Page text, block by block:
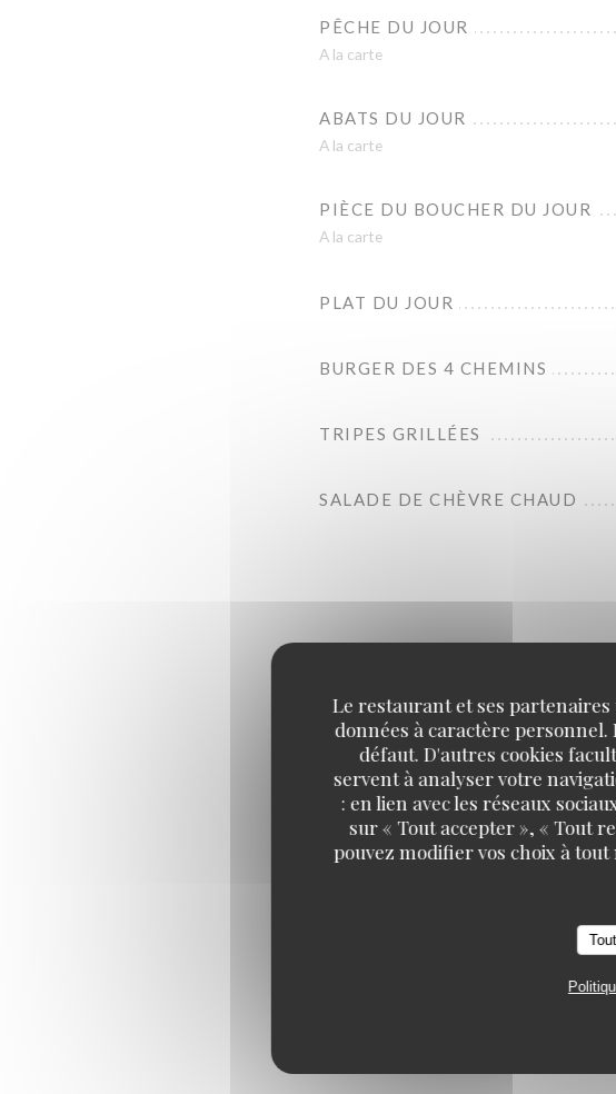
Le restaurant et ses
données à caractère personnel.
défaut. D'autres cookies
servent à analyser votre
: en lien avec les réseaux
sur « Tout accepter », « Tout
pouvez modifier vos choix à
PÊCHE DU JOUR
A la carte
ABATS DU JOUR
A la carte
PIÈCE DU BOUCHER DU JOUR
A la carte
PLAT DU JOUR
BURGER DES 4 CHEMINS
TRIPES GRILLÉES
SALADE DE CHÈVRE CHAUD
ASSIETTE DE FROMAGES